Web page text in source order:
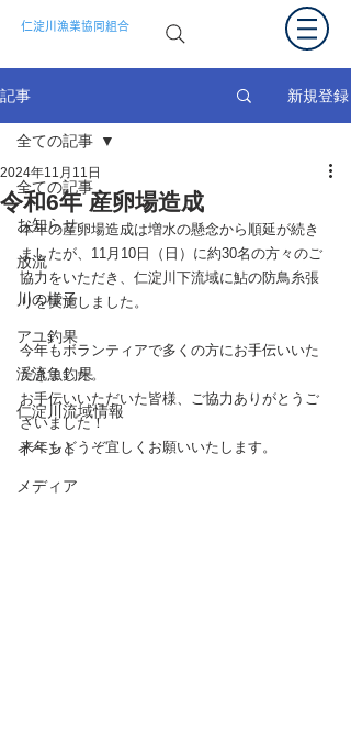
仁淀川漁業協同組合
記事 新規登録
全ての記事
お知らせ
放流
川の様子
アユ釣果
渓流魚釣果
仁淀川流域情報
イベント
メディア
全ての記事
令和6年 産卵場造成
2024年11月11日
本年の産卵場造成は増水の懸念から順延が続き
ましたが、11月10日（日）に約30名の方々のご
協力をいただき、仁淀川下流域に鮎の防鳥糸張
りを実施しました。
今年もボランティアで多くの方にお手伝いいた
だきました。
お手伝いいただいた皆様、ご協力ありがとうご
ざいました！
来年もどうぞ宜しくお願いいたします。